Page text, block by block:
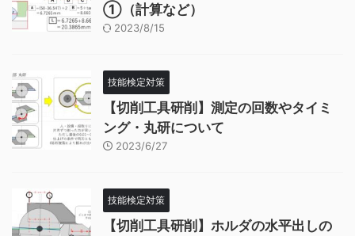
①（計算など）
2023/8/15
技能検定対策
【切削工具研削】測定の回数やタイミ
ング・丸研について
2023/6/27
技能検定対策
【切削工具研削】ホルダの水平出しの